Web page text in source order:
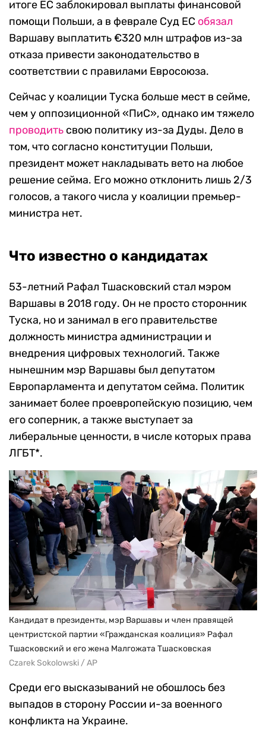
итоге ЕС заблокировал выплаты финансовой
помощи Польши, а в феврале Суд ЕС обязал
Варшаву выплатить €320 млн штрафов из-за
отказа привести законодательство в
соответствии с правилами Евросоюза.
Сейчас у коалиции Туска больше мест в сейме,
чем у оппозиционной «ПиС», однако им тяжело
проводить свою политику из-за Дуды. Дело в
том, что согласно конституции Польши,
президент может накладывать вето на любое
решение сейма. Его можно отклонить лишь 2/3
голосов, а такого числа у коалиции премьер-
министра нет.
Что известно о кандидатах
53-летний Рафал Тшасковский стал мэром
Варшавы в 2018 году. Он не просто сторонник
Туска, но и занимал в его правительстве
должность министра администрации и
внедрения цифровых технологий. Также
нынешним мэр Варшавы был депутатом
Европарламента и депутатом сейма. Политик
занимает более проевропейскую позицию, чем
его соперник, а также выступает за
либеральные ценности, в числе которых права
ЛГБТ*.
Кандидат в президенты, мэр Варшавы и член правящей
центристской партии «Гражданская коалиция» Рафал
Тшасковский и его жена Малгожата Тшасковская
Czarek Sokolowski / AP
Среди его высказываний не обошлось без
выпадов в сторону России и-за военного
конфликта на Украине.